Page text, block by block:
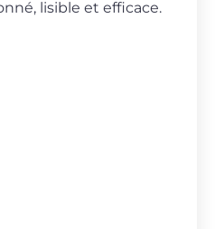
lisible et efficace.